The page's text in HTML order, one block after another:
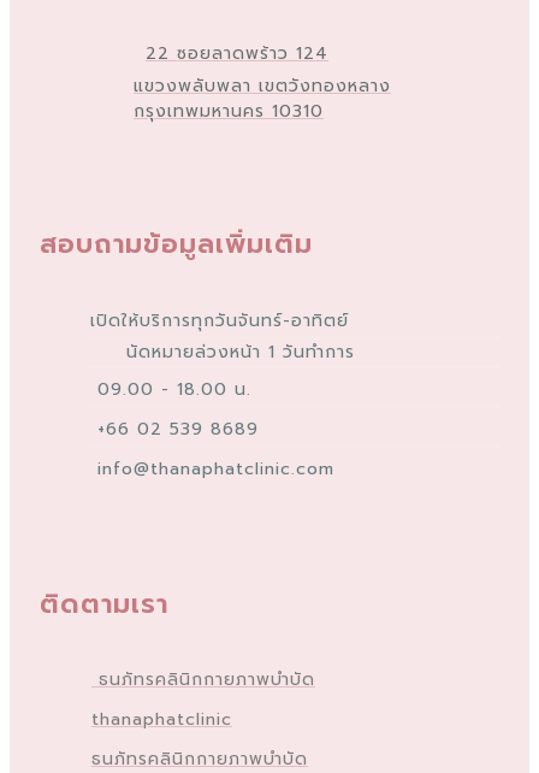
22 ซอยลาดพร้าว 124
แขวงพลับพลา เขตวังทองหลาง
กรุงเทพมหานคร 10310
สอบถามข้อมูลเพิ่มเติม
เปิดให้บริการทุกวันจันทร์-อาทิตย์
นัดหมายล่วงหน้า 1 วันทำการ
09.00 - 18.00 น.
+66 02 539 8689
info@thanaphatclinic.com
ติดตามเรา
ธนภัทรคลินิกกายภาพบำบัด
thanaphatclinic
ธนภัทรคลินิกกายภาพบำบัด